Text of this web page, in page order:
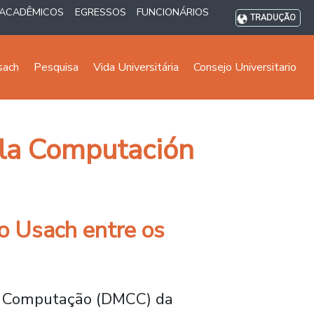
EGRESSOS FUNCIONÁRIOS TRADUÇÃO
Pesquisa Vida Universitária Consejo Universitario
Computación
Usach entre os
(DMCC) da